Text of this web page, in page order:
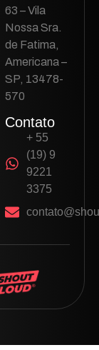
63 – Vila
Nossa Sra.
de Fatima,
Americana –
SP, 13478-
570
Contato
+ 55
(19) 9
9221
3375